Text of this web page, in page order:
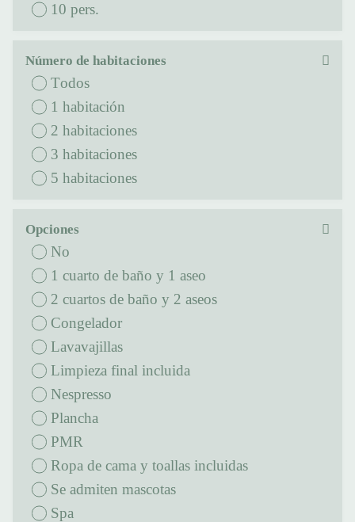
10 pers.
Número de habitaciones
Todos
1 habitación
2 habitaciones
3 habitaciones
5 habitaciones
Opciones
No
1 cuarto de baño y 1 aseo
2 cuartos de baño y 2 aseos
Congelador
Lavavajillas
Limpieza final incluida
Nespresso
Plancha
PMR
Ropa de cama y toallas incluidas
Se admiten mascotas
Spa